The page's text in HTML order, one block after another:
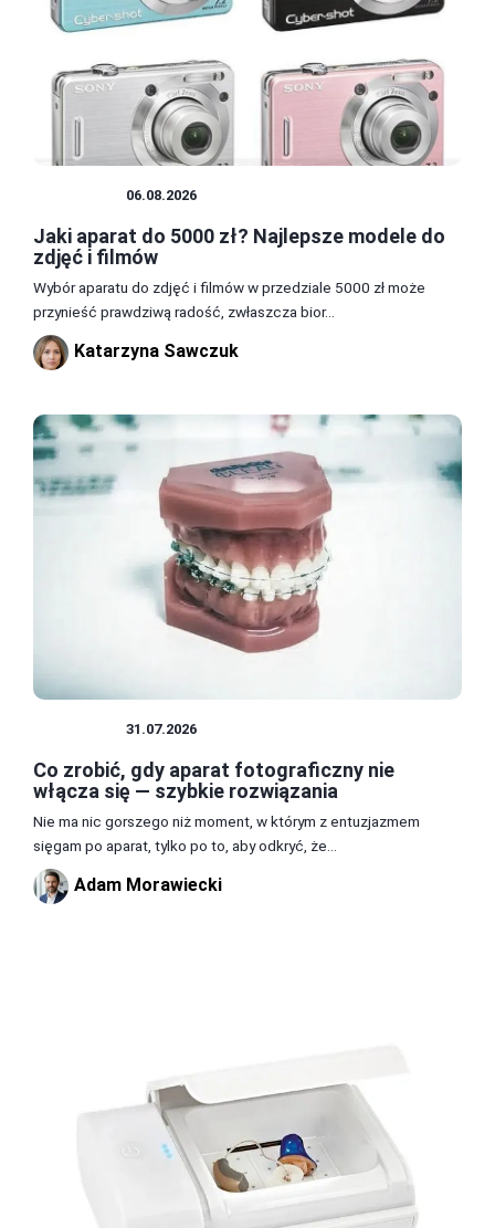
06.08.2026
Jaki aparat do 5000 zł? Najlepsze modele do
zdjęć i filmów
Wybór aparatu do zdjęć i filmów w przedziale 5000 zł może
przynieść prawdziwą radość, zwłaszcza bior...
Katarzyna Sawczuk
31.07.2026
Co zrobić, gdy aparat fotograficzny nie
włącza się — szybkie rozwiązania
Nie ma nic gorszego niż moment, w którym z entuzjazmem
sięgam po aparat, tylko po to, aby odkryć, że...
Adam Morawiecki